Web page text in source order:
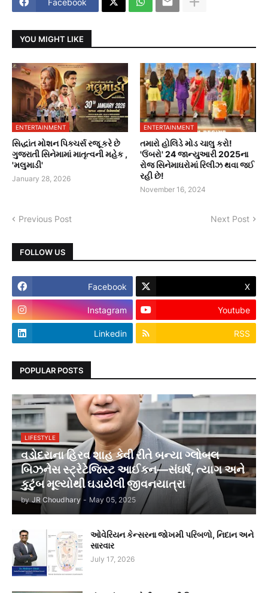
Facebook
YOU MIGHT LIKE
ENTERTAINMENT
સિદ્ધાંત મોશન પિક્ચર્સ રજૂ કરે છે
ગુજરાતી સિનેમામાં માતૃત્વની મહેક ,
'મલુમાડી'
January 28, 2026
ENTERTAINMENT
તમારો હોલિડે મોડ ચાલુ કરો!
'ઉંબરો' 24 જાન્યુઆરી 2025ના
રોજ સિનેમાઘરોમાં રિલીઝ થવા જઈ
રહી છે!
November 16, 2024
Previous Post Next Post
FOLLOW US
Facebook X
Instagram Youtube
Linkedin RSS
POPULAR POSTS
LIFESTYLE
વડોદરાના હિરવ શાહ કેવી રીતે બન્યા ગ્લોબલ
બિઝનેસ સ્ટ્રેટેજિસ્ટ આઈકન—સંઘર્ષ, ત્યાગ અને
કુટુંબ મૂલ્યોથી ઘડાયેલી જીવનયાત્રા
by JR Choudhary - May 05, 2025
ઓવેરિયન કેન્સરના જોખમી પરિબળો, નિદાન અને
સારવાર
July 17, 2026